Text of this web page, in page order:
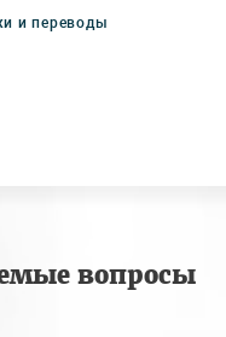
и переводы
вопросы